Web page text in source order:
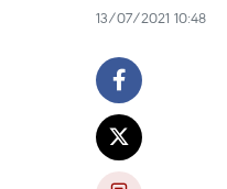
13/07/2021 10:48